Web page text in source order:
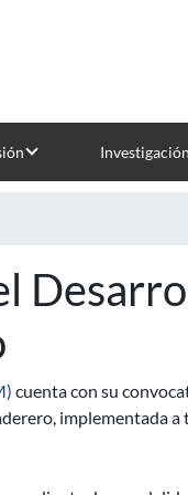
cuenta con su
implementada a